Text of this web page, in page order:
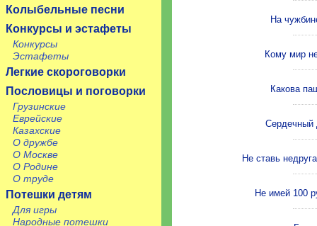
Колыбельные песни
Конкурсы и эстафеты
Конкурсы
Эстафеты
Легкие скороговорки
Пословицы и поговорки
Грузинские
Еврейские
Казахские
О дружбе
О Москве
О Родине
О труде
Потешки детям
Для игры
Народные потешки
На
Кому мир
Какова
Сердечный
Не ставь
Не имей 100